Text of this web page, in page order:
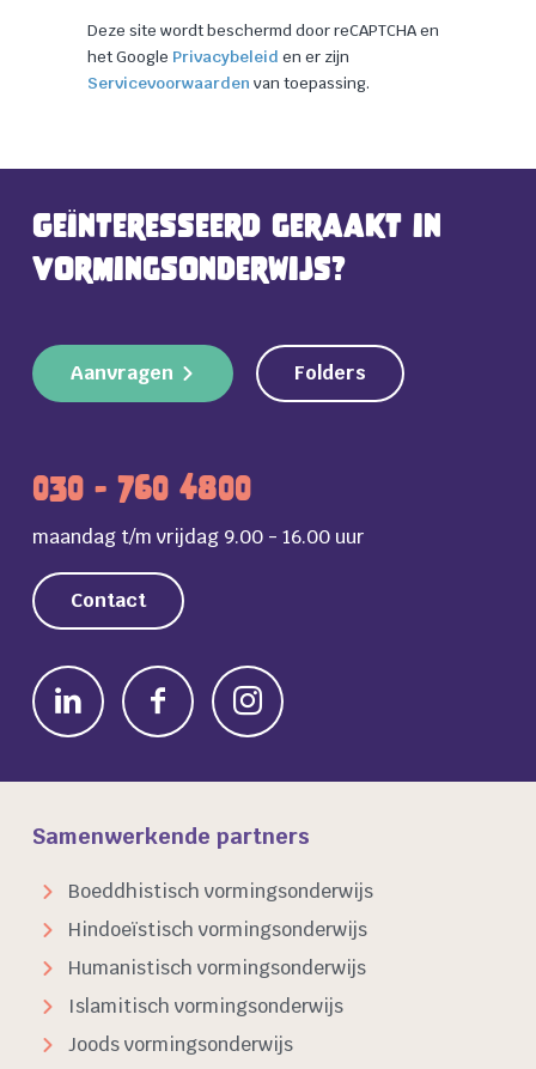
Deze site wordt beschermd door reCAPTCHA en
het Google Privacybeleid en er zijn
Servicevoorwaarden van toepassing.
Geïnteresseerd geraakt in
vormingsonderwijs?
Aanvragen Folders
030 - 760 4800
maandag t/m vrijdag 9.00 - 16.00 uur
Contact
Samenwerkende partners
Boeddhistisch vormingsonderwijs
Hindoeïstisch vormingsonderwijs
Humanistisch vormingsonderwijs
Islamitisch vormingsonderwijs
Joods vormingsonderwijs